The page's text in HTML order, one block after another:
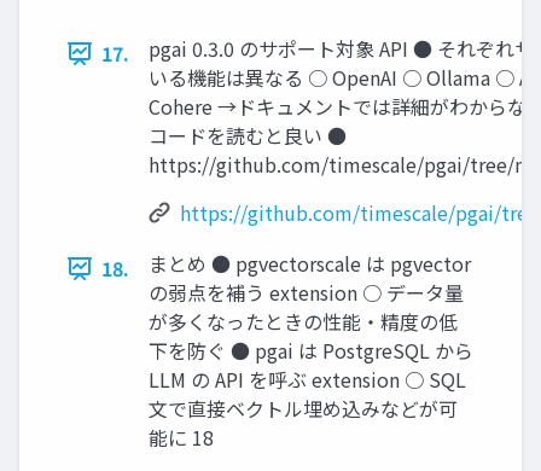
17.
pgai 0.3.0 のサポート対象 API ● それぞれサ
いる機能は異なる ○ OpenAI ○ Ollama ○
Cohere →ドキュメントでは詳細がわからな
コードを読むと良い ●
https://github.com/timescale/pgai/tree/
https://github.com/timescale/pgai/
18.
まとめ ● pgvectorscale は pgvector
の弱点を補う extension ○ データ量
が多くなったときの性能・精度の低
下を防ぐ ● pgai は PostgreSQL から
LLM の API を呼ぶ extension ○ SQL
文で直接ベクトル埋め込みなどが可
能に 18